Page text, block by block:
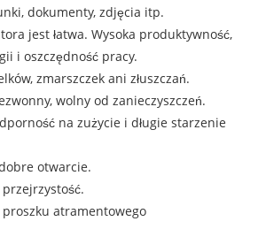
dokumenty, zdjęcia itp.
jest łatwa. Wysoka produktywność,
i oszczędność pracy.
zmarszczek ani złuszczań.
wolny od zanieczyszczeń.
na zużycie i długie starzenie
otwarcie.
przejrzystość.
atramentowego